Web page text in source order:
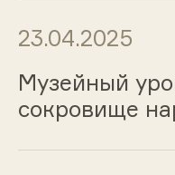
23.04.2025
Музейный
сокровище